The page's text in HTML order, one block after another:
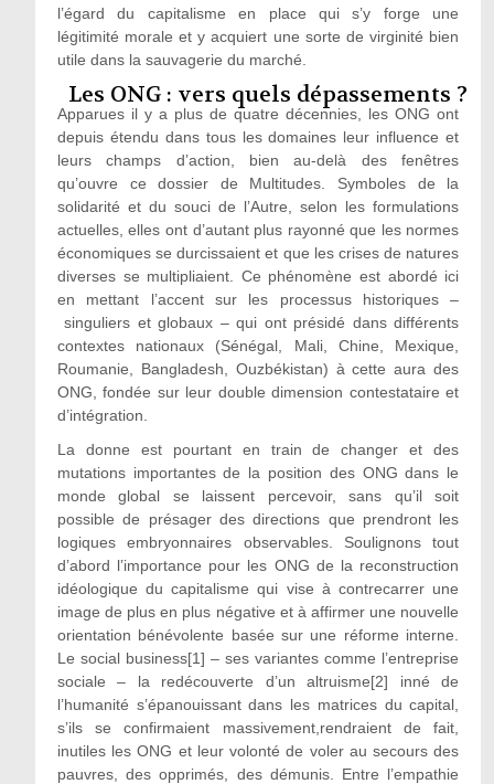
l’égard du capitalisme en place qui s’y forge une
légitimité morale et y acquiert une sorte de virginité bien
utile dans la sauvagerie du marché.
Les ONG : vers quels dépassements ?
Apparues il y a plus de quatre décennies, les ONG ont
depuis étendu dans tous les domaines leur influence et
leurs champs d’action, bien au-delà des fenêtres
qu’ouvre ce dossier de Multitudes. Symboles de la
solidarité et du souci de l’Autre, selon les formulations
actuelles, elles ont d’autant plus rayonné que les normes
économiques se durcissaient et que les crises de natures
diverses se multipliaient. Ce phénomène est abordé ici
en mettant l’accent sur les processus historiques –
singuliers et globaux – qui ont présidé dans différents
contextes nationaux (Sénégal, Mali, Chine, Mexique,
Roumanie, Bangladesh, Ouzbékistan) à cette aura des
ONG, fondée sur leur double dimension contestataire et
d’intégration.
La donne est pourtant en train de changer et des
mutations importantes de la position des ONG dans le
monde global se laissent percevoir, sans qu’il soit
possible de présager des directions que prendront les
logiques embryonnaires observables. Soulignons tout
d’abord l’importance pour les ONG de la reconstruction
idéologique du capitalisme qui vise à contrecarrer une
image de plus en plus négative et à affirmer une nouvelle
orientation bénévolente basée sur une réforme interne.
Le social business[1] – ses variantes comme l’entreprise
sociale – la redécouverte d’un altruisme[2] inné de
l’humanité s’épanouissant dans les matrices du capital,
s’ils se confirmaient massivement,rendraient de fait,
inutiles les ONG et leur volonté de voler au secours des
pauvres, des opprimés, des démunis. Entre l’empathie